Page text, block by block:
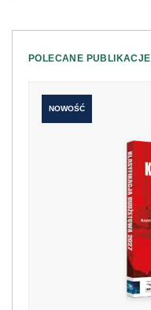
POLECANE PUBLIKACJE
NOWOŚĆ